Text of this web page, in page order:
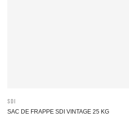
SDI
SAC DE FRAPPE SDI VINTAGE 25 KG